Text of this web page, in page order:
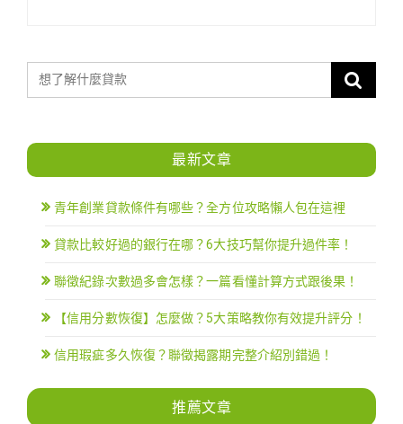
最新文章
青年創業貸款條件有哪些？全方位攻略懶人包在這裡
貸款比較好過的銀行在哪？6大技巧幫你提升過件率！
聯徵紀錄次數過多會怎樣？一篇看懂計算方式跟後果！
【信用分數恢復】怎麼做？5大策略教你有效提升評分！
信用瑕疵多久恢復？聯徵揭露期完整介紹別錯過！
推薦文章